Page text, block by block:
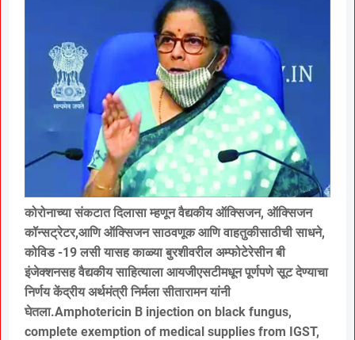
कोरोनाच्या संकटात दिलासा म्हणून वैद्यकीय ऑक्सिजन, ऑक्सिजन
कॉन्सट्रेटर,आणि ऑक्सिजन साठवणूक आणि वाहतुकीसाठीची साधने,
कोविड -19 लसी यासह काळ्या बुरशीवरील अम्फोटेरेसीन बी
इंजेक्शनसह वैद्यकीय साहित्याला आयजीएसटीमधून पूर्णपणे सूट देण्याचा
निर्णय केंद्रीय अर्थमंत्री निर्मला सीतारामन यांनी
घेतला.Amphotericin B injection on black fungus,
complete exemption of medical supplies from IGST,